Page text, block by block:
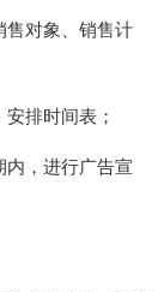
对象、销售计
排时间表；
，进行广告宣